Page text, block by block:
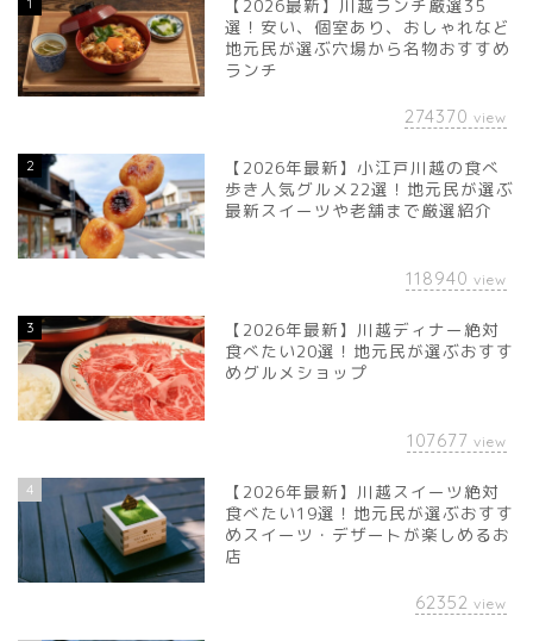
【2026最新】川越ランチ厳選35
選！安い、個室あり、おしゃれなど
地元民が選ぶ穴場から名物おすすめ
ランチ
274370 view
2
【2026年最新】小江戸川越の食べ
歩き人気グルメ22選！地元民が選ぶ
最新スイーツや老舗まで厳選紹介
118940 view
3
【2026年最新】川越ディナー絶対
食べたい20選！地元民が選ぶおすす
めグルメショップ
107677 view
4
【2026年最新】川越スイーツ絶対
食べたい19選！地元民が選ぶおすす
めスイーツ・デザートが楽しめるお
店
62352 view